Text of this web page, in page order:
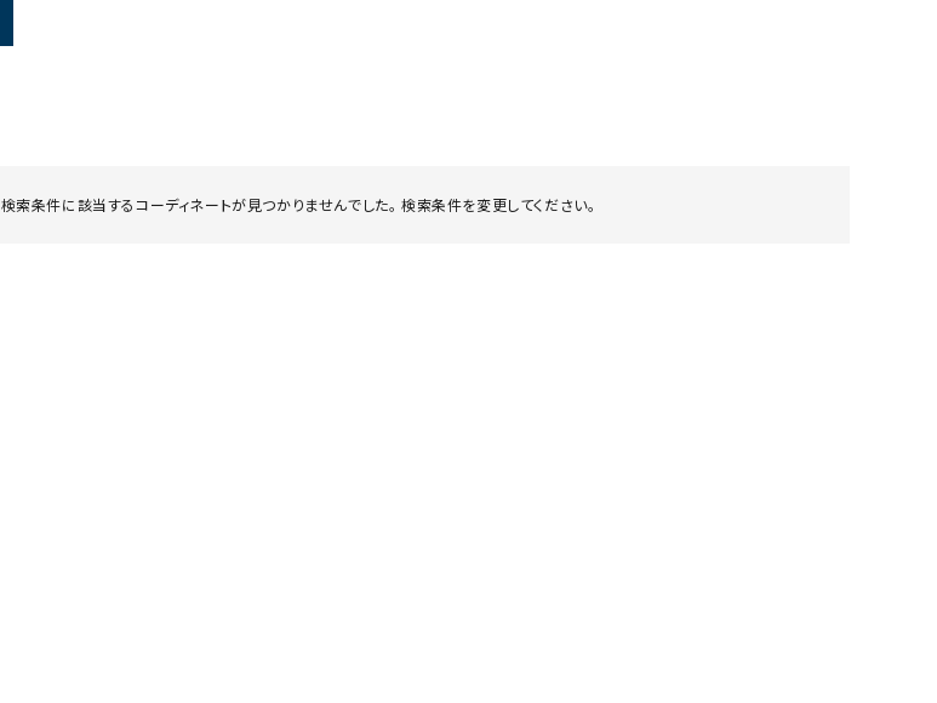
検索条件に該当するコーディネートが見つかりませんでした。 検索条件を変更してください。